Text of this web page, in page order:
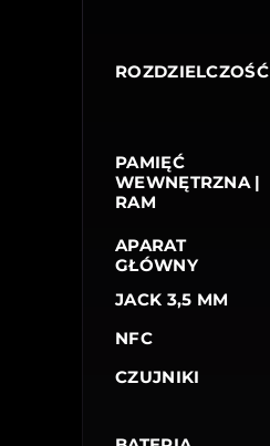
ROZDZIELCZOŚĆ
PAMIĘĆ
WEWNĘTRZNA |
RAM
APARAT
GŁÓWNY
JACK 3,5 MM
NFC
CZUJNIKI